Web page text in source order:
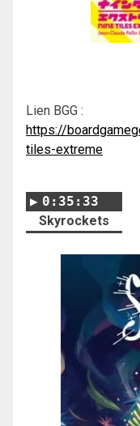
Lien BGG :
https://
tiles-extreme
0:35:33
Skyrockets